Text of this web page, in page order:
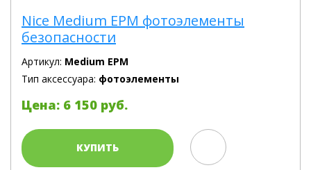
Nice Medium EPM фотоэлементы
безопасности
Артикул: Medium EPM
Тип аксессуара: фотоэлементы
Цена: 6 150 руб.
КУПИТЬ